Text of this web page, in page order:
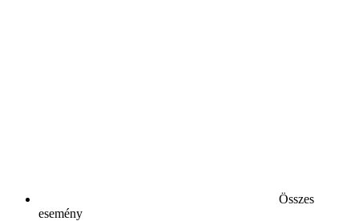
Összes
esemény